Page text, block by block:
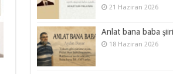
21 Haziran 2026
Anlat bana baba şiiri
18 Haziran 2026